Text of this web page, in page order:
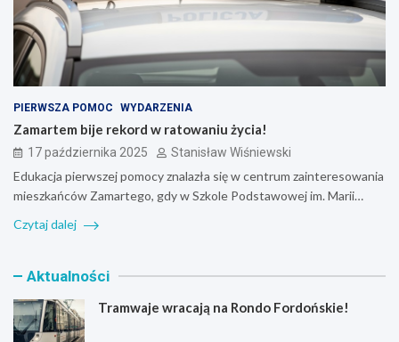
PIERWSZA POMOC WYDARZENIA
Zamartem bije rekord w ratowaniu życia!
17 października 2025 Stanisław Wiśniewski
Edukacja pierwszej pomocy znalazła się w centrum zainteresowania
mieszkańców Zamartego, gdy w Szkole Podstawowej im. Marii…
Czytaj dalej
Aktualności
Tramwaje wracają na Rondo Fordońskie!